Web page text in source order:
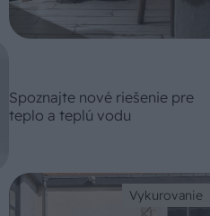
Spoznajte nové riešenie pre
teplo a teplú vodu
Vykurovanie